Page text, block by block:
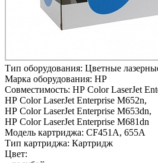
Тип оборудования: Цветные
Марка оборудования: HP
Совместимость: HP Color LaserJet
HP Color LaserJet Enterprise M652n,
HP Color LaserJet Enterprise M653dn,
HP Color LaserJet Enterprise M681dn
Модель картриджа: CF451A, 655A
Тип картриджа: Картридж
Цвет: